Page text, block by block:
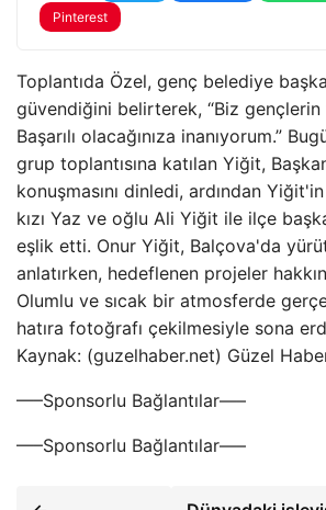
Pinterest
Toplantıda Özel, genç belediye
güvendiğini belirterek, “Biz gençlerin
Başarılı olacağınıza inanıyorum.”
grup toplantısına katılan Yiğit,
konuşmasını dinledi, ardından
kızı Yaz ve oğlu Ali Yiğit ile ilçe
eşlik etti. Onur Yiğit, Balçova'da
anlatırken, hedeflenen projeler
Olumlu ve sıcak bir atmosferde
hatıra fotoğrafı çekilmesiyle sona
Kaynak: (guzelhaber.net) Güzel
—–Sponsorlu Bağlantılar—–
—–Sponsorlu Bağlantılar—–